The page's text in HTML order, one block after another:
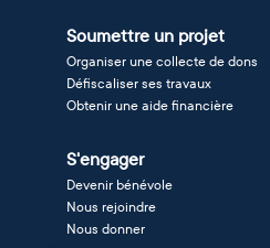
Soumettre un projet
Organiser une collecte de dons
Défiscaliser ses travaux
Obtenir une aide financière
S'engager
Devenir bénévole
Nous rejoindre
Nous donner